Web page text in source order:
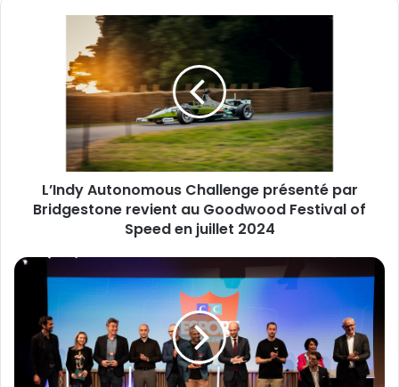
Bridgestone
Goodwood
Festival
juillet
L’Indy Autonomous Challenge présenté par
Bridgestone revient au Goodwood Festival of
Speed en juillet 2024
Les
initiatives
esport
innovantes